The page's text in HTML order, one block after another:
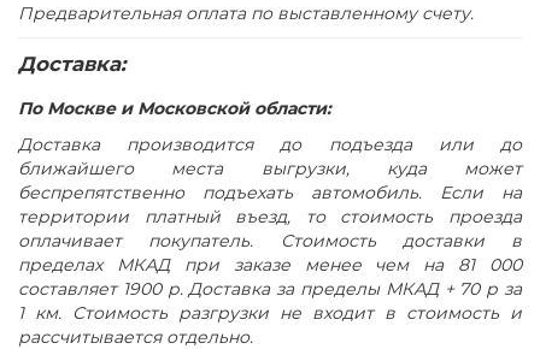
ручек)
многократной сборки
Имеет регулировочные опоры
цвет дуб гладстоун светлый / белый премиум / дуб
гладстоун светлый
Предварительная оплата по выставленному счету.
Доставка:
По Москве и Московской области:
Доставка производится до подъезда или до
ближайшего места выгрузки, куда может
беспрепятственно подъехать автомобиль. Если на
территории платный въезд, то стоимость проезда
оплачивает покупатель. Стоимость доставки в
пределах МКАД при заказе менее чем на 81 000
составляет 1900 р. Доставка за пределы МКАД + 70 р за
1 км. Стоимость разгрузки не входит в стоимость и
рассчитывается отдельно.